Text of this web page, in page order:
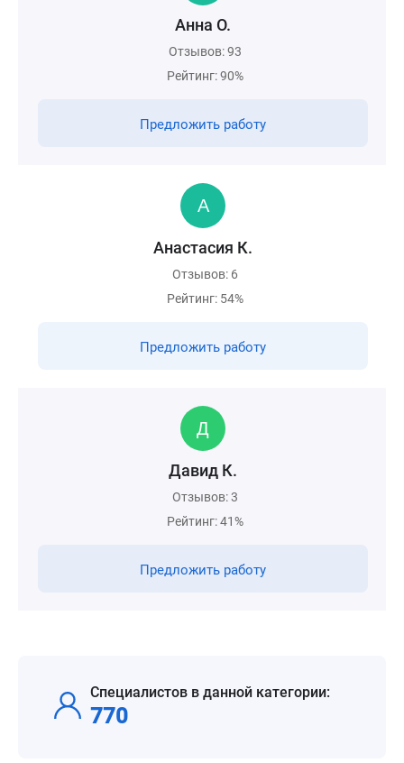
Анна О.
Отзывов: 93
Рейтинг: 90%
Предложить работу
Анастасия К.
Отзывов: 6
Рейтинг: 54%
Предложить работу
Давид К.
Отзывов: 3
Рейтинг: 41%
Предложить работу
Специалистов в данной категории:
770